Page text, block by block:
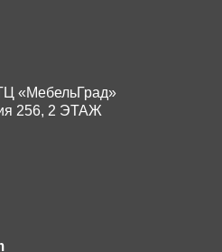
«МебельГрад»
256, 2 ЭТАЖ